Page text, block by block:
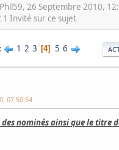
26 Septembre 2010,
Invité sur ce sujet
1 2 3 4 5 6
07:50:54
nominés ainsi que le titre